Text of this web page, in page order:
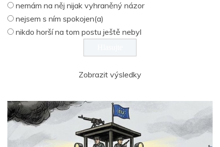
nemám na něj nijak vyhraněný názor
nejsem s ním spokojen(a)
nikdo horší na tom postu ještě nebyl
Zobrazit výsledky